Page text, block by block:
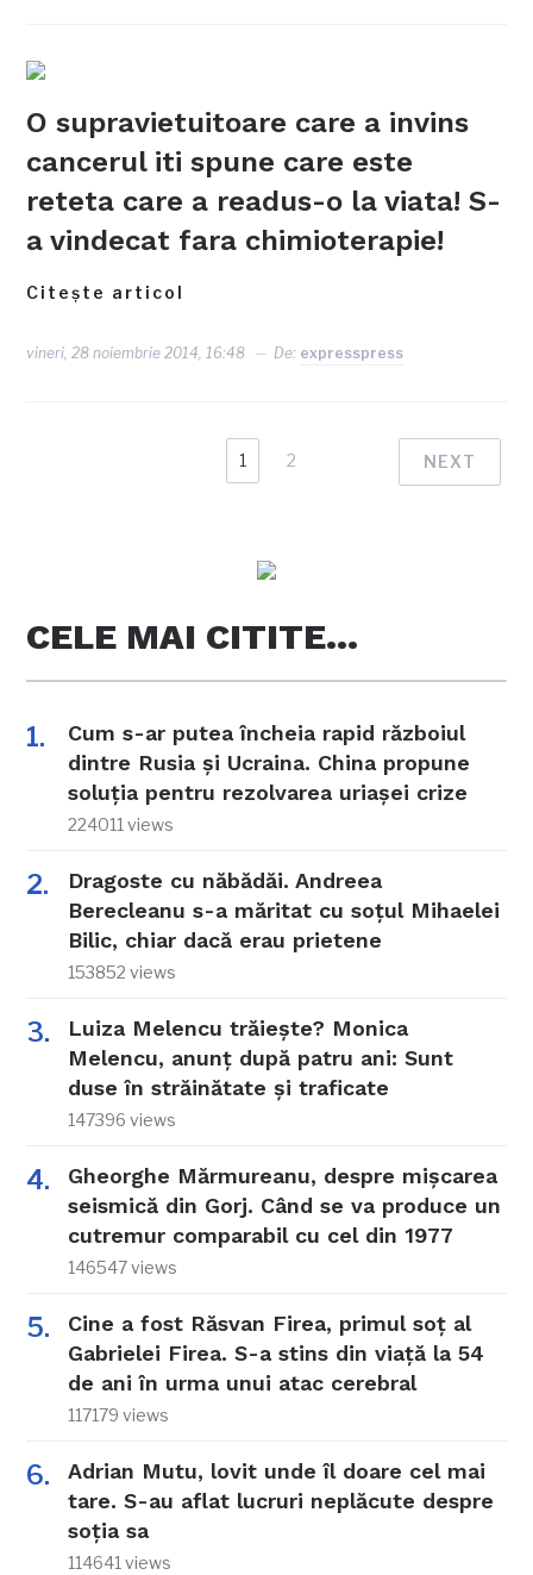
O supravietuitoare care a invins
cancerul iti spune care este
reteta care a readus-o la viata! S-
a vindecat fara chimioterapie!
Citește articol
vineri, 28 noiembrie 2014, 16:48 De: expresspress
1 2 NEXT
CELE MAI CITITE…
Cum s-ar putea încheia rapid războiul
dintre Rusia și Ucraina. China propune
soluția pentru rezolvarea uriașei crize
224011 views
Dragoste cu năbădăi. Andreea
Berecleanu s-a măritat cu soțul Mihaelei
Bilic, chiar dacă erau prietene
153852 views
Luiza Melencu trăiește? Monica
Melencu, anunț după patru ani: Sunt
duse în străinătate și traficate
147396 views
Gheorghe Mărmureanu, despre mișcarea
seismică din Gorj. Când se va produce un
cutremur comparabil cu cel din 1977
146547 views
Cine a fost Răsvan Firea, primul soț al
Gabrielei Firea. S-a stins din viață la 54
de ani în urma unui atac cerebral
117179 views
Adrian Mutu, lovit unde îl doare cel mai
tare. S-au aflat lucruri neplăcute despre
soția sa
114641 views